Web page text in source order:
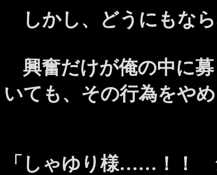
しかし、どうにもな
興奮だけが俺の中に
いても、その行為をや
「しゃゆり様……！！